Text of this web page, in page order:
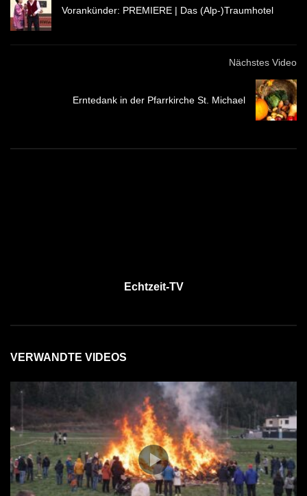
Vorankünder: PREMIERE | Das (Alp-)Traumhotel
Nächstes Video
Erntedank in der Pfarrkirche St. Michael
Echtzeit-TV
VERWANDTE VIDEOS